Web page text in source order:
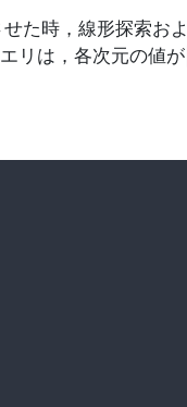
た時，線形探索お
リは，各次元の値が